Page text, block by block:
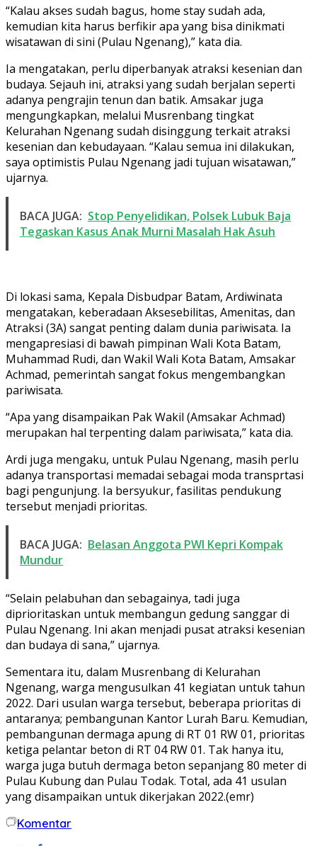
“Kalau akses sudah bagus, home stay sudah ada,
kemudian kita harus berfikir apa yang bisa dinikmati
wisatawan di sini (Pulau Ngenang),” kata dia.
Ia mengatakan, perlu diperbanyak atraksi kesenian dan
budaya. Sejauh ini, atraksi yang sudah berjalan seperti
adanya pengrajin tenun dan batik. Amsakar juga
mengungkapkan, melalui Musrenbang tingkat
Kelurahan Ngenang sudah disinggung terkait atraksi
kesenian dan kebudayaan. “Kalau semua ini dilakukan,
saya optimistis Pulau Ngenang jadi tujuan wisatawan,”
ujarnya.
BACA JUGA: Stop Penyelidikan, Polsek Lubuk Baja
Tegaskan Kasus Anak Murni Masalah Hak Asuh
Di lokasi sama, Kepala Disbudpar Batam, Ardiwinata
mengatakan, keberadaan Aksesebilitas, Amenitas, dan
Atraksi (3A) sangat penting dalam dunia pariwisata. Ia
mengapresiasi di bawah pimpinan Wali Kota Batam,
Muhammad Rudi, dan Wakil Wali Kota Batam, Amsakar
Achmad, pemerintah sangat fokus mengembangkan
pariwisata.
“Apa yang disampaikan Pak Wakil (Amsakar Achmad)
merupakan hal terpenting dalam pariwisata,” kata dia.
Ardi juga mengaku, untuk Pulau Ngenang, masih perlu
adanya transportasi memadai sebagai moda transprtasi
bagi pengunjung. Ia bersyukur, fasilitas pendukung
tersebut menjadi prioritas.
BACA JUGA: Belasan Anggota PWI Kepri Kompak
Mundur
“Selain pelabuhan dan sebagainya, tadi juga
diprioritaskan untuk membangun gedung sanggar di
Pulau Ngenang. Ini akan menjadi pusat atraksi kesenian
dan budaya di sana,” ujarnya.
Sementara itu, dalam Musrenbang di Kelurahan
Ngenang, warga mengusulkan 41 kegiatan untuk tahun
2022. Dari usulan warga tersebut, beberapa prioritas di
antaranya; pembangunan Kantor Lurah Baru. Kemudian,
pembangunan dermaga apung di RT 01 RW 01, prioritas
ketiga pelantar beton di RT 04 RW 01. Tak hanya itu,
warga juga butuh dermaga beton sepanjang 80 meter di
Pulau Kubung dan Pulau Todak. Total, ada 41 usulan
yang disampaikan untuk dikerjakan 2022.(emr)
Komentar